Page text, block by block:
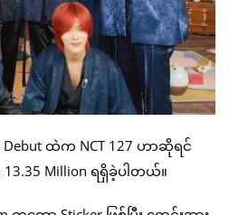
Debut ထဲက NCT 127 ဟာဆိုရင်
13.35 Million ရရှိခဲ့ပါတယ်။